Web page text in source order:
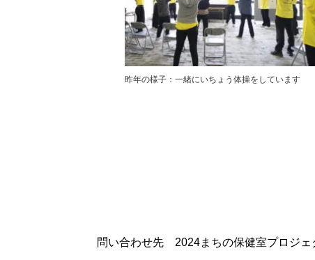
昨年の様子：一緒にいちょう体操をしています
問い合わせ先 2024まちの保健室プロジ